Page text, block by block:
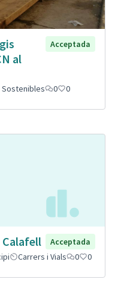
al
Acceptada
Sostenibles 0 0
Calafell
Acceptada
Carrers i Vials 0 0